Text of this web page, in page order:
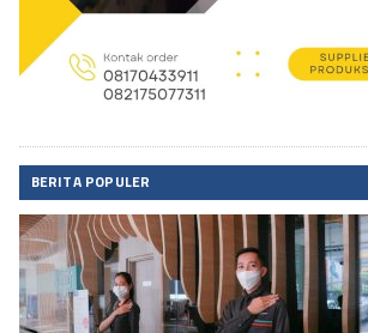
BERITA POPULER